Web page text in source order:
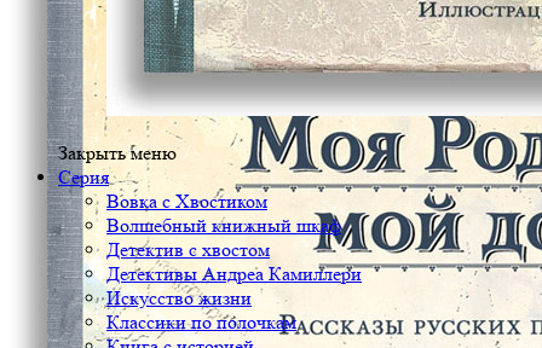
Закрыть меню
Серия
Вовка с Хвостиком
Волшебный книжный шкаф
Детектив с хвостом
Детективы Андреа Камиллери
Искусство жизни
Классики по полочкам